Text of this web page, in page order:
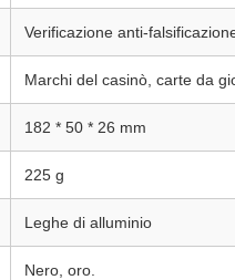
Verificazione anti-
Marchi del casinò, carte da
182 * 50 * 26 mm
225 g
Leghe di alluminio
Nero, oro.